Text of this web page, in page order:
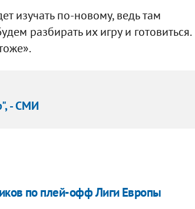
изучать по-новому, ведь там
разбирать их игру и готовиться.
- СМИ
по плей-офф Лиги Европы